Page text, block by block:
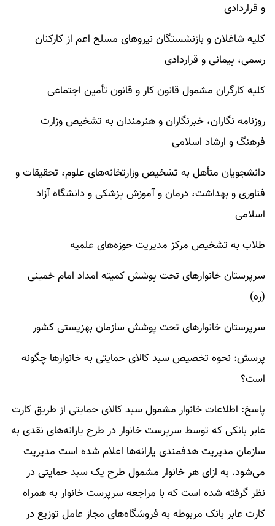
و قراردادی
کلیه شاغلان و بازنشستگان نیرو‌های مسلح اعم از کارکنان
رسمی، پیمانی و قراردادی
کلیه کارگران مشمول قانون کار و قانون تأمین اجتماعی
روزنامه نگاران، خبرنگاران و هنرمندان به تشخیص وزارت
فرهنگ و ارشاد اسلامی
دانشجویان متأهل به تشخیص وزارتخانه‌های علوم، تحقیقات و
فناوری و بهداشت، درمان و آموزش پزشکی و دانشگاه آزاد
اسلامی
طلاب به تشخیص مرکز مدیریت حوزه‌های علمیه
سرپرستان خانوار‌های تحت پوشش کمیته امداد امام خمینی
(ره)
سرپرستان خانوار‌های تحت پوشش سازمان بهزیستی کشور
پرسش: نحوه تخصیص سبد کالای حمایتی به خانوار‌ها چگونه
است؟
پاسخ: اطلاعات خانوار مشمول سبد کالای حمایتی از طریق کارت
عابر بانکی که توسط سرپرست خانوار در طرح یارانه‌های نقدی به
سازمان مدیریت هدفمندی یارانه‌ها اعلام شده است مدیریت
می‌شود. به ازای هر خانوار مشمول طرح یک سبد حمایتی در
نظر گرفته شده است که با مراجعه سرپرست خانوار به همراه
کارت عابر بانک مربوطه به فروشگاه‌های مجاز عامل توزیع در